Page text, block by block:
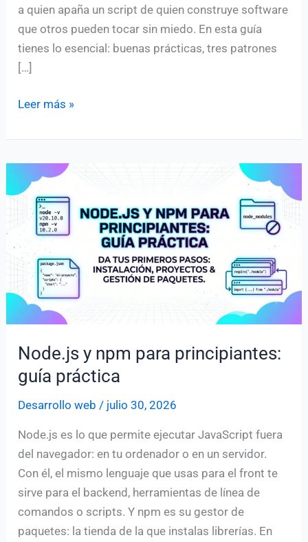
a quien apaña un script de quien construye software
que otros pueden tocar sin miedo. En esta guía
tienes lo esencial: buenas prácticas, tres patrones
[…]
Patrones
diseño
en
JavaScript
código
limpio
(con
testing)
Leer más »
Node.js y npm para principiantes:
guía práctica
Desarrollo web / julio 30, 2026
Node.js es lo que permite ejecutar JavaScript fuera
del navegador: en tu ordenador o en un servidor.
Con él, el mismo lenguaje que usas para el front te
sirve para el backend, herramientas de línea de
comandos o scripts. Y npm es su gestor de
paquetes: la tienda de la que instalas librerías. En